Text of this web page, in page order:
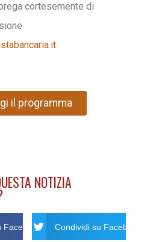
cortesemente di
il programma
NOTIZIA
Facebook Condividi su Facebook